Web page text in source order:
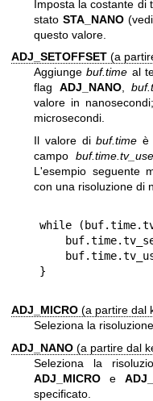
Imposta la costante
stato STA_NANO(vedi
questo valore.
ADJ_SETOFFSET (a
Aggiungebuf.time al
flag ADJ_NANO,
valore in
microsecondi.
Il valore dibuf.time è
campo
L'esempio seguente
con una risoluzione di
while
ADJ_MICRO (a partire dal
Seleziona la
ADJ_NANO (a partire dal
Seleziona la
ADJ_MICRO e
specificato.